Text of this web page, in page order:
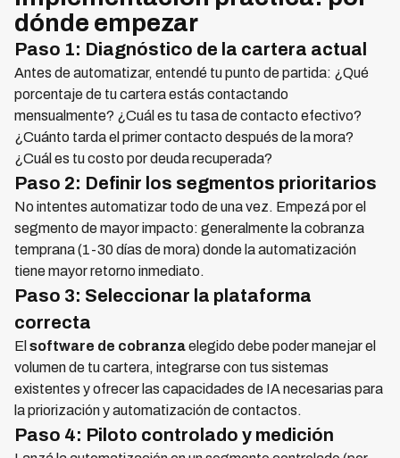
dónde empezar
Paso 1: Diagnóstico de la cartera actual
Antes de automatizar, entendé tu punto de partida: ¿Qué
porcentaje de tu cartera estás contactando
mensualmente? ¿Cuál es tu tasa de contacto efectivo?
¿Cuánto tarda el primer contacto después de la mora?
¿Cuál es tu costo por deuda recuperada?
Paso 2: Definir los segmentos prioritarios
No intentes automatizar todo de una vez. Empezá por el
segmento de mayor impacto: generalmente la cobranza
temprana (1-30 días de mora) donde la automatización
tiene mayor retorno inmediato.
Paso 3: Seleccionar la plataforma
correcta
El software de cobranzaelegido debe poder manejar el
volumen de tu cartera, integrarse con tus sistemas
existentes y ofrecer las capacidades de IA necesarias para
la priorización y automatización de contactos.
Paso 4: Piloto controlado y medición